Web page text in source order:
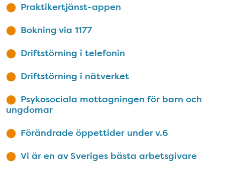
Praktikertjänst-appen
Bokning via 1177
Driftstörning i telefonin
Driftstörning i nätverket
Psykosociala mottagningen för barn och
ungdomar
Förändrade öppettider under v.6
Vi är en av Sveriges bästa arbetsgivare